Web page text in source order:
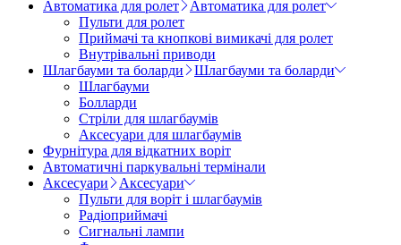
Автоматика для ролет
Автоматика для ролет
Пульти для ролет
Приймачі та кнопкові вимикачі для ролет
Внутрівальні приводи
Шлагбауми та боларди
Шлагбауми та боларди
Шлагбауми
Болларди
Стріли для шлагбаумів
Аксесуари для шлагбаумів
Фурнітура для відкатних воріт
Автоматичні паркувальні термінали
Аксесуари
Аксесуари
Пульти для воріт і шлагбаумів
Радіоприймачі
Сигнальні лампи